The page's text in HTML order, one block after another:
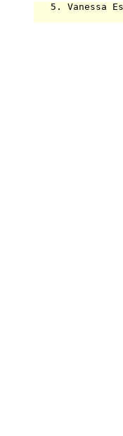
5. Vanessa